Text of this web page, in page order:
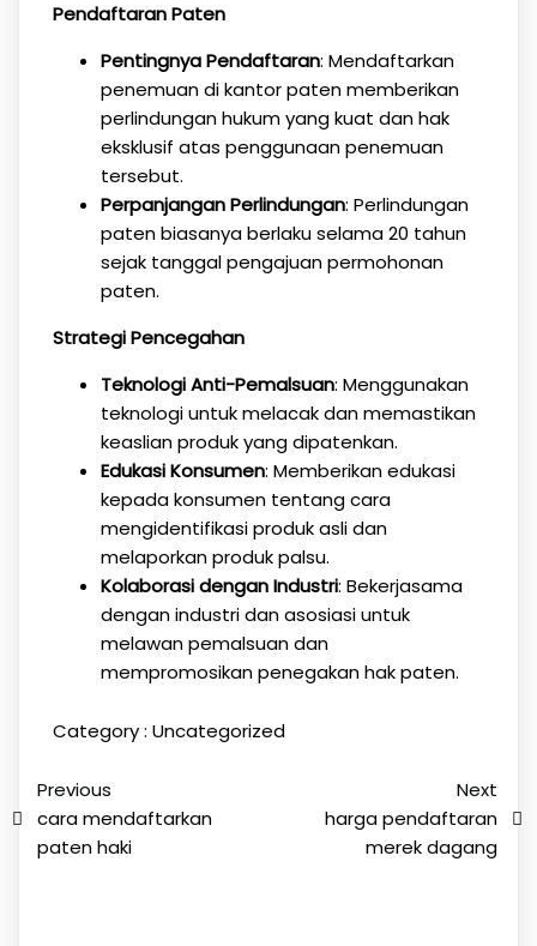
Pendaftaran Paten
Pentingnya Pendaftaran: Mendaftarkan
penemuan di kantor paten memberikan
perlindungan hukum yang kuat dan hak
eksklusif atas penggunaan penemuan
tersebut.
Perpanjangan Perlindungan: Perlindungan
paten biasanya berlaku selama 20 tahun
sejak tanggal pengajuan permohonan
paten.
Strategi Pencegahan
Teknologi Anti-Pemalsuan: Menggunakan
teknologi untuk melacak dan memastikan
keaslian produk yang dipatenkan.
Edukasi Konsumen: Memberikan edukasi
kepada konsumen tentang cara
mengidentifikasi produk asli dan
melaporkan produk palsu.
Kolaborasi dengan Industri: Bekerjasama
dengan industri dan asosiasi untuk
melawan pemalsuan dan
mempromosikan penegakan hak paten.
Category : Uncategorized
Previous
cara mendaftarkan
paten haki
Next
harga pendaftaran
merek dagang